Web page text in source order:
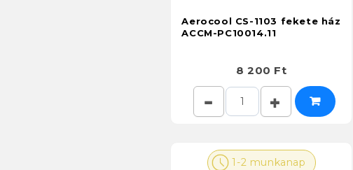
Aerocool CS-1103 fekete ház
ACCM-PC10014.11
8 200 Ft
1-2 munkanap